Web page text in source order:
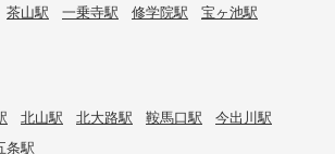
茶山駅 一乗寺駅 修学院駅
宝ヶ池駅
北山駅 北大路駅 鞍馬口駅
今出川駅
条駅